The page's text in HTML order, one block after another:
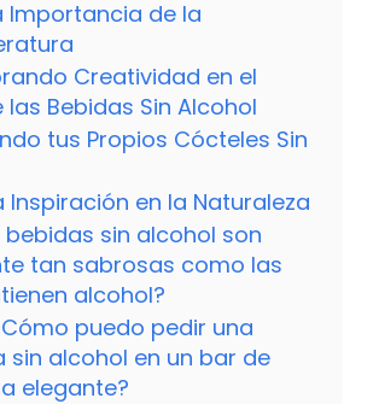
Importancia de la
Creatividad en el
las Bebidas Sin Alcohol
tus Propios Cócteles Sin
Inspiración en la Naturaleza
bebidas sin alcohol son
tan sabrosas como las
alcohol?
puedo pedir una
sin alcohol en un bar de
elegante?